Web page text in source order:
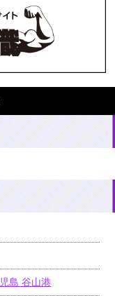
島 谷山港